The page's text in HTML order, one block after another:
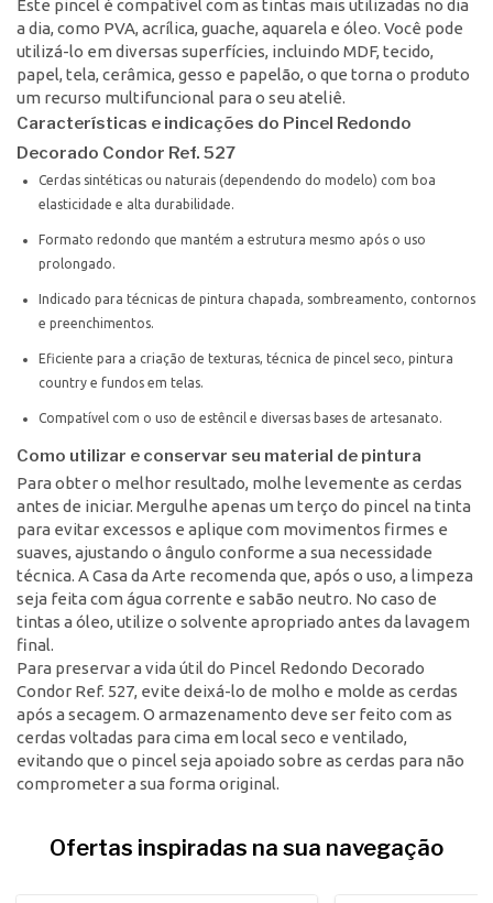
Este pincel é compatível com as tintas mais utilizadas no dia
a dia, como PVA, acrílica, guache, aquarela e óleo. Você pode
utilizá-lo em diversas superfícies, incluindo MDF, tecido,
papel, tela, cerâmica, gesso e papelão, o que torna o produto
um recurso multifuncional para o seu ateliê.
Características e indicações do Pincel Redondo
Decorado Condor Ref. 527
Cerdas sintéticas ou naturais (dependendo do modelo) com boa
elasticidade e alta durabilidade.
Formato redondo que mantém a estrutura mesmo após o uso
prolongado.
Indicado para técnicas de pintura chapada, sombreamento, contornos
e preenchimentos.
Eficiente para a criação de texturas, técnica de pincel seco, pintura
country e fundos em telas.
Compatível com o uso de estêncil e diversas bases de artesanato.
Como utilizar e conservar seu material de pintura
Para obter o melhor resultado, molhe levemente as cerdas
antes de iniciar. Mergulhe apenas um terço do pincel na tinta
para evitar excessos e aplique com movimentos firmes e
suaves, ajustando o ângulo conforme a sua necessidade
técnica. A Casa da Arte recomenda que, após o uso, a limpeza
seja feita com água corrente e sabão neutro. No caso de
tintas a óleo, utilize o solvente apropriado antes da lavagem
final.
Para preservar a vida útil do Pincel Redondo Decorado
Condor Ref. 527, evite deixá-lo de molho e molde as cerdas
após a secagem. O armazenamento deve ser feito com as
cerdas voltadas para cima em local seco e ventilado,
evitando que o pincel seja apoiado sobre as cerdas para não
comprometer a sua forma original.
Ofertas inspiradas na sua navegação